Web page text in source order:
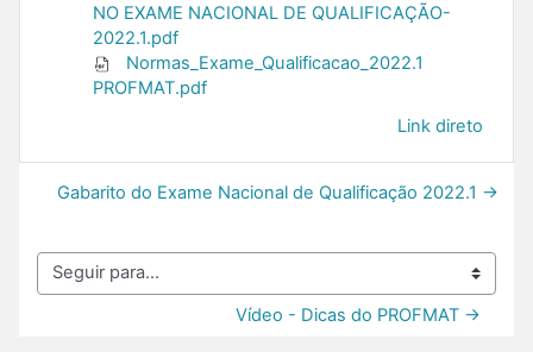
NO EXAME NACIONAL DE QUALIFICAÇÃO-
2022.1.pdf
Normas_Exame_Qualificacao_2022.1
PROFMAT.pdf
Link direto
Gabarito do Exame Nacional de Qualificação 2022.1 →
Seguir para...
Vídeo - Dicas do PROFMAT →